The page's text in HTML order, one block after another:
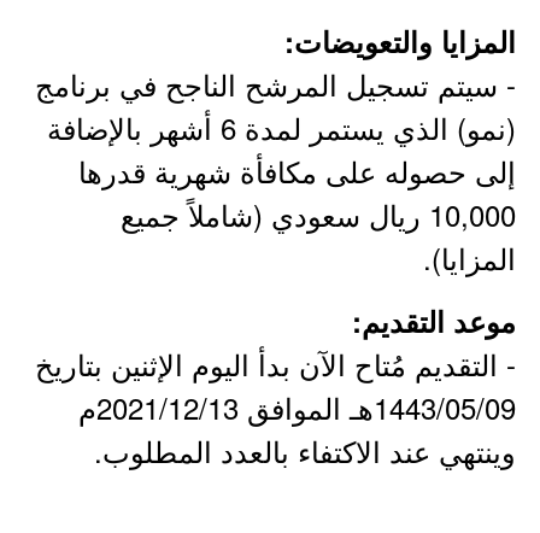
المزايا والتعويضات:
- سيتم تسجيل المرشح الناجح في برنامج
(نمو) الذي يستمر لمدة 6 أشهر بالإضافة
إلى حصوله على مكافأة شهرية قدرها
10,000 ريال سعودي (شاملاً جميع
المزايا).
موعد التقديم:
- التقديم مُتاح الآن بدأ اليوم الإثنين بتاريخ
1443/05/09هـ الموافق 2021/12/13م
وينتهي عند الاكتفاء بالعدد المطلوب.